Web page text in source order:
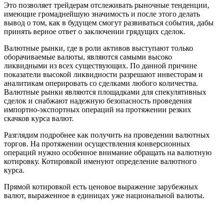
Это позволяет трейдерам отслеживать рыночные тенденции,
имеющие громаднейшую значимость и после этого делать
вывод о том, как в будущем смогут развиваться события, дабы
принять верное ответ о заключении грядущих сделок.
Валютные рынки, где в роли активов выступают только
оборачиваемые валюты, являются самыми высоко
ликвидными из всех существующих. По данной причине
показатели высокой ликвидности разрешают инвесторам и
аналитикам оперировать со сделками любого количества.
Валютные рынки являются площадками для спекулятивных
сделок и снабжают надежную безопасность проведения
импортно-экспортных операций на протяжении резких
скачков курса валют.
Разглядим подробнее как получить на проведении валютных
торгов. На протяжении осуществления конверсионных
операций нужно особенное внимание обращать на валютную
котировку. Котировкой именуют определение валютного
курса.
Прямой котировкой есть ценовое выражение зарубежных
валют, выраженное в единицах уже национальной валюты.